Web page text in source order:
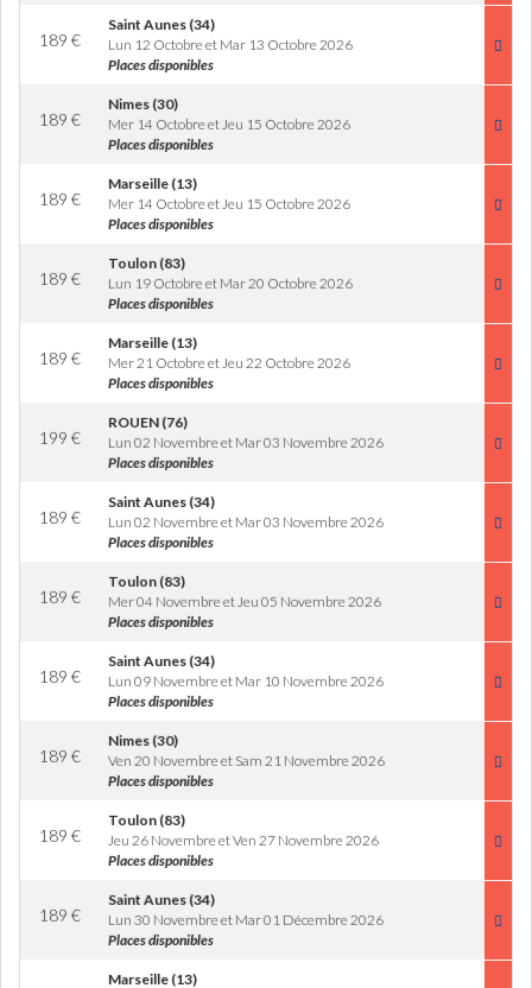
189 €
Saint Aunes (34)
Lun 12 Octobre et Mar 13 Octobre 2026
Places disponibles
189 €
Nimes (30)
Mer 14 Octobre et Jeu 15 Octobre 2026
Places disponibles
189 €
Marseille (13)
Mer 14 Octobre et Jeu 15 Octobre 2026
Places disponibles
189 €
Toulon (83)
Lun 19 Octobre et Mar 20 Octobre 2026
Places disponibles
189 €
Marseille (13)
Mer 21 Octobre et Jeu 22 Octobre 2026
Places disponibles
199 €
ROUEN (76)
Lun 02 Novembre et Mar 03 Novembre 2026
Places disponibles
189 €
Saint Aunes (34)
Lun 02 Novembre et Mar 03 Novembre 2026
Places disponibles
189 €
Toulon (83)
Mer 04 Novembre et Jeu 05 Novembre 2026
Places disponibles
189 €
Saint Aunes (34)
Lun 09 Novembre et Mar 10 Novembre 2026
Places disponibles
189 €
Nimes (30)
Ven 20 Novembre et Sam 21 Novembre 2026
Places disponibles
189 €
Toulon (83)
Jeu 26 Novembre et Ven 27 Novembre 2026
Places disponibles
189 €
Saint Aunes (34)
Lun 30 Novembre et Mar 01 Décembre 2026
Places disponibles
Marseille (13)